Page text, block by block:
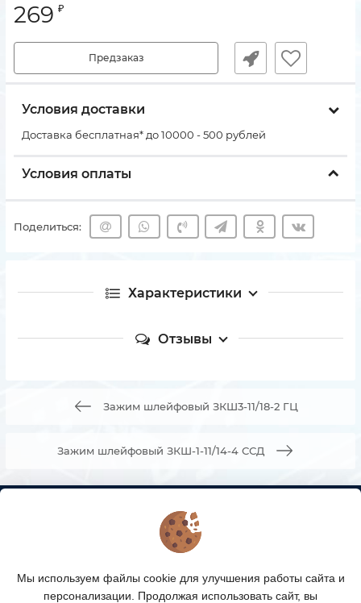
269 ₽
Предзаказ
Условия доставки
Доставка бесплатная* до 10000 - 500 рублей
Условия оплаты
Поделиться:
Характеристики
Отзывы
Зажим шлейфовый ЗКШ3-11/18-2 ГЦ
Зажим шлейфовый ЗКШ-1-11/14-4 ССД
КАТАЛОГ ТОВАРОВ
Мы используем файлы cookie для улучшения работы сайта и
персонализации. Продолжая использовать сайт, вы